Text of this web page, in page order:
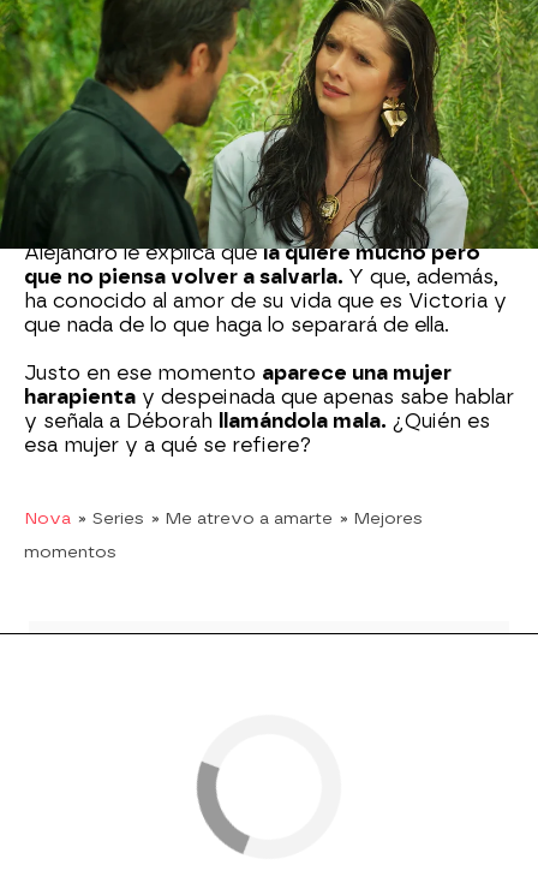
Pero Alejandro le hace saber que se equivocó de
estrategia.
Su escenita no va a hacer que
cambie de opinión.Aunque ella le diga que
tendrá que cargar con su muerte sobre su
conciencia, él le deja claro que no va a aceptar
que lo chantajee y sobre todo con algo tan
delicado como la muerte y en un lugar que le trae
tantos recuerdos malos,el lugar donde murió su
Alejandro le explica quela quiere mucho pero
que no piensa volver a salvarla. Y que, además,
ha conocido al amor de su vida que es Victoria y
que nada de lo que haga lo separará de ella.
Justo en ese momento aparece una mujer
harapienta y despeinada que apenas sabe hablar
y señala a Déborah
llamándola mala. ¿Quién es
esa mujer y a qué se refiere?
Nova » Series » Me atrevo a amarte » Mejores
momentos